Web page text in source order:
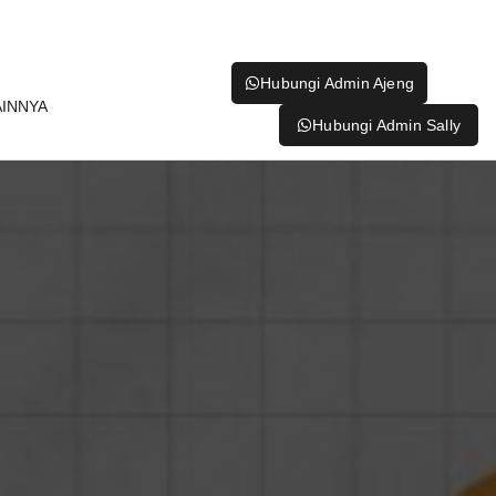
Hubungi Admin Ajeng
Hubungi Admin Sally